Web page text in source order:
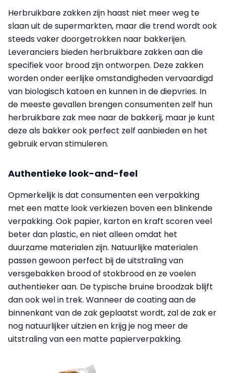
Herbruikbare zakken zijn haast niet meer weg te
slaan uit de supermarkten, maar die trend wordt ook
steeds vaker doorgetrokken naar bakkerijen.
Leveranciers bieden herbruikbare zakken aan die
specifiek voor brood zijn ontworpen. Deze zakken
worden onder eerlijke omstandigheden vervaardigd
van bio­logisch katoen en kunnen in de diepvries. In
de meeste gevallen brengen consumenten zelf hun
herbruikbare zak mee naar de bakkerij, maar je kunt
deze als bakker ook perfect zelf aanbieden en het
gebruik ervan stimuleren.
Authentieke look-and-feel
Opmerkelijk is dat consumenten een verpakking
met een matte look verkiezen boven een blinkende
verpakking. Ook papier, karton en kraft scoren veel
beter dan plastic, en niet alleen omdat het
duurzame materialen zijn. Natuurlijke materialen
passen gewoon perfect bij de uitstraling van
versgebakken brood of stokbrood en ze voelen
authentieker aan. De typische bruine broodzak blijft
dan ook wel in trek. Wanneer de coating aan de
binnenkant van de zak geplaatst wordt, zal de zak er
nog natuurlijker uitzien en krijg je nog meer de
uitstraling van een matte papierverpakking.